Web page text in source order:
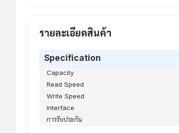
รายละเอียดสินค้า
Specification
Capacity
Read Speed
Write Speed
Interface
การรับประกัน